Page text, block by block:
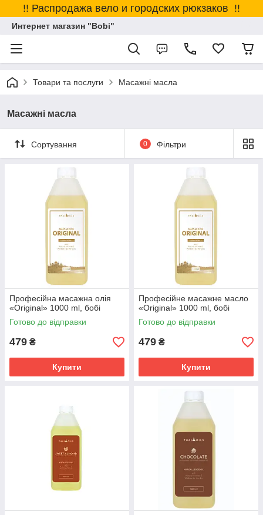
!! Распродажа вело и городских рюкзаков !!
Интернет магазин "Bobi"
Товари та послуги Масажні масла
Масажні масла
Сортування 0 Фільтри
Професійна масажна олія
«Original» 1000 ml, бобі
Готово до відправки
479 ₴
Купити
Професійне масажне масло
«Original» 1000 ml, бобі
Готово до відправки
479 ₴
Купити